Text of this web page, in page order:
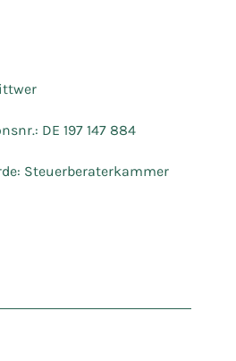
DE 197 147 884
Steuerberaterkammer